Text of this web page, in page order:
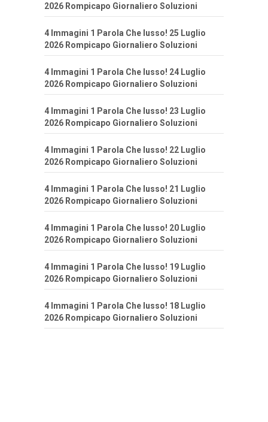
2026 Rompicapo Giornaliero Soluzioni
4 Immagini 1 Parola Che lusso! 25 Luglio
2026 Rompicapo Giornaliero Soluzioni
4 Immagini 1 Parola Che lusso! 24 Luglio
2026 Rompicapo Giornaliero Soluzioni
4 Immagini 1 Parola Che lusso! 23 Luglio
2026 Rompicapo Giornaliero Soluzioni
4 Immagini 1 Parola Che lusso! 22 Luglio
2026 Rompicapo Giornaliero Soluzioni
4 Immagini 1 Parola Che lusso! 21 Luglio
2026 Rompicapo Giornaliero Soluzioni
4 Immagini 1 Parola Che lusso! 20 Luglio
2026 Rompicapo Giornaliero Soluzioni
4 Immagini 1 Parola Che lusso! 19 Luglio
2026 Rompicapo Giornaliero Soluzioni
4 Immagini 1 Parola Che lusso! 18 Luglio
2026 Rompicapo Giornaliero Soluzioni